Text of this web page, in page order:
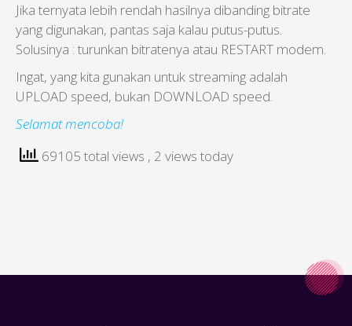
Jika ternyata lebih rendah hasilnya dibanding bitrate
yang digunakan, pantas saja kalau putus-putus.
Solusinya : turunkan bitratenya atau RESTART modem.
Ingat, yang kita gunakan untuk streaming adalah
UPLOAD speed, bukan DOWNLOAD speed.
Selamat mencoba!
69105 total views , 2 views today